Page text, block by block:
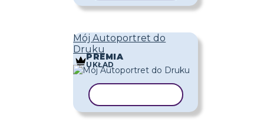
Mój Autoportret do
Druku
PREMIA
UKŁAD